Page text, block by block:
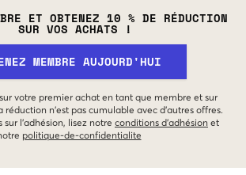
ET OBTENEZ 10 % DE RÉDUCTION
SUR VOS ACHATS !
MEMBRE AUJOURD'HUI
votre premier achat en tant que membre et sur
réduction n'est pas cumulable avec d'autres offres.
sur l'adhésion, lisez notre conditions d'adhésion et
politique-de-confidentialite